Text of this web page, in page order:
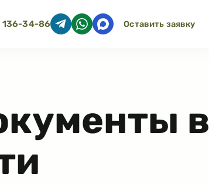
136-34-86 Оставить заявку
в